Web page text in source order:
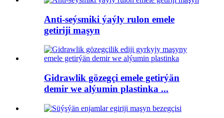
Anti-seýsmiki ýaýly rulon emele
getiriji maşyn
Gidrawlik gözegçi emele getirýän
demir we alýumin plastinka ...